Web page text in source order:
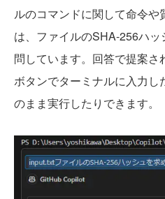
ルのコマンドに関して命令
は、ファイルのSHA-256ハ
問しています。回答で提案さ
ボタンでターミナルに入力し
のまま実行したりできます。